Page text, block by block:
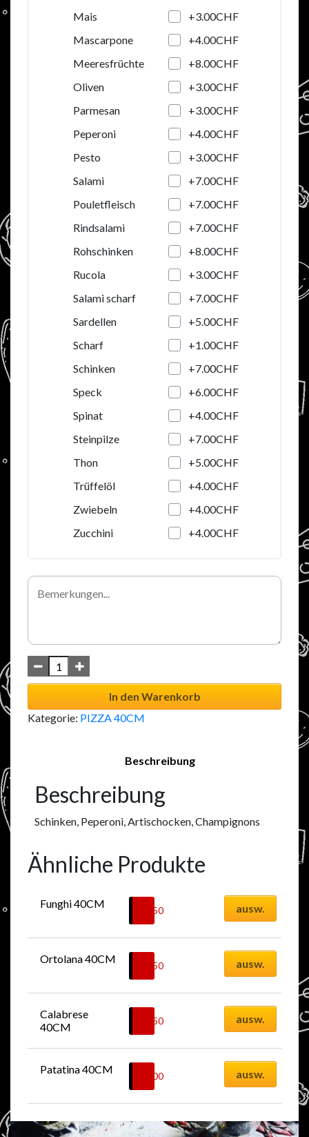
Mais
+3.00CHF
Mascarpone
+4.00CHF
Meeresfrüchte
+8.00CHF
Oliven
+3.00CHF
Parmesan
+3.00CHF
Peperoni
+4.00CHF
Pesto
+3.00CHF
Salami
+7.00CHF
Pouletfleisch
+7.00CHF
Rindsalami
+7.00CHF
Rohschinken
+8.00CHF
Rucola
+3.00CHF
Salami scharf
+7.00CHF
Sardellen
+5.00CHF
Scharf
+1.00CHF
Schinken
+7.00CHF
Speck
+6.00CHF
Spinat
+4.00CHF
Steinpilze
+7.00CHF
Thon
+5.00CHF
Trüffelöl
+4.00CHF
Zwiebeln
+4.00CHF
Zucchini
+4.00CHF
In den Warenkorb
Kategorie: PIZZA 40CM
Beschreibung
Beschreibung
Schinken, Peperoni, Artischocken, Champignons
Ähnliche Produkte
Funghi 40CM
32.50 ausw.
Ortolana 40CM
39.50 ausw.
Calabrese
40CM
38.50 ausw.
Patatina 40CM
35.00 ausw.